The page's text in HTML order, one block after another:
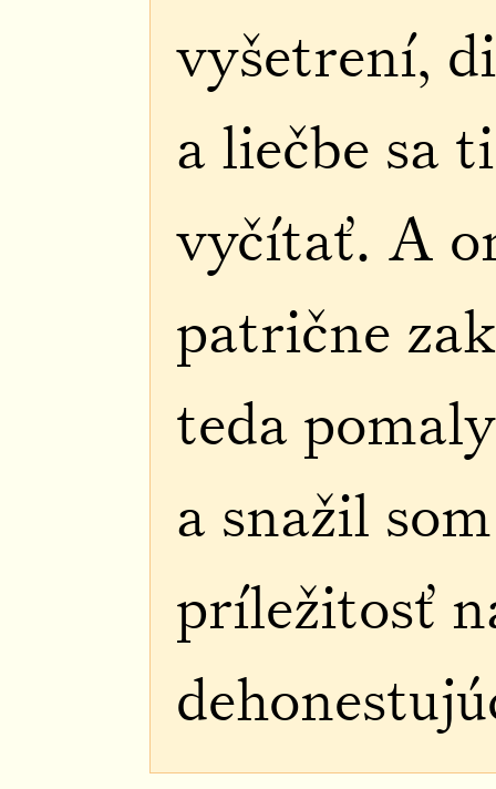
vyšetrení,
a liečbe sa
vyčítať. A
patrične
teda
a snažil
príležitosť